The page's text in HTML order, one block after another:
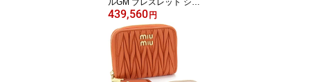
バー925 ［11コマ 15c
m］ ［12コマ 16.5cm］
［13コマ 18cm］ ［14コ
マ 19.5cm］ ［15コマ 2
1cm］ ［16コマ 23cm］
H101672B 【並行輸入
439,560円